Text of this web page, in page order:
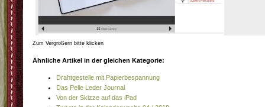
Zum Vergrößern bitte klicken
Ähnliche Artikel in der gleichen Kategorie:
Drahtgestelle mit Papierbespannung
Das Pelle Leder Journal
Von der Skizze auf das iPad